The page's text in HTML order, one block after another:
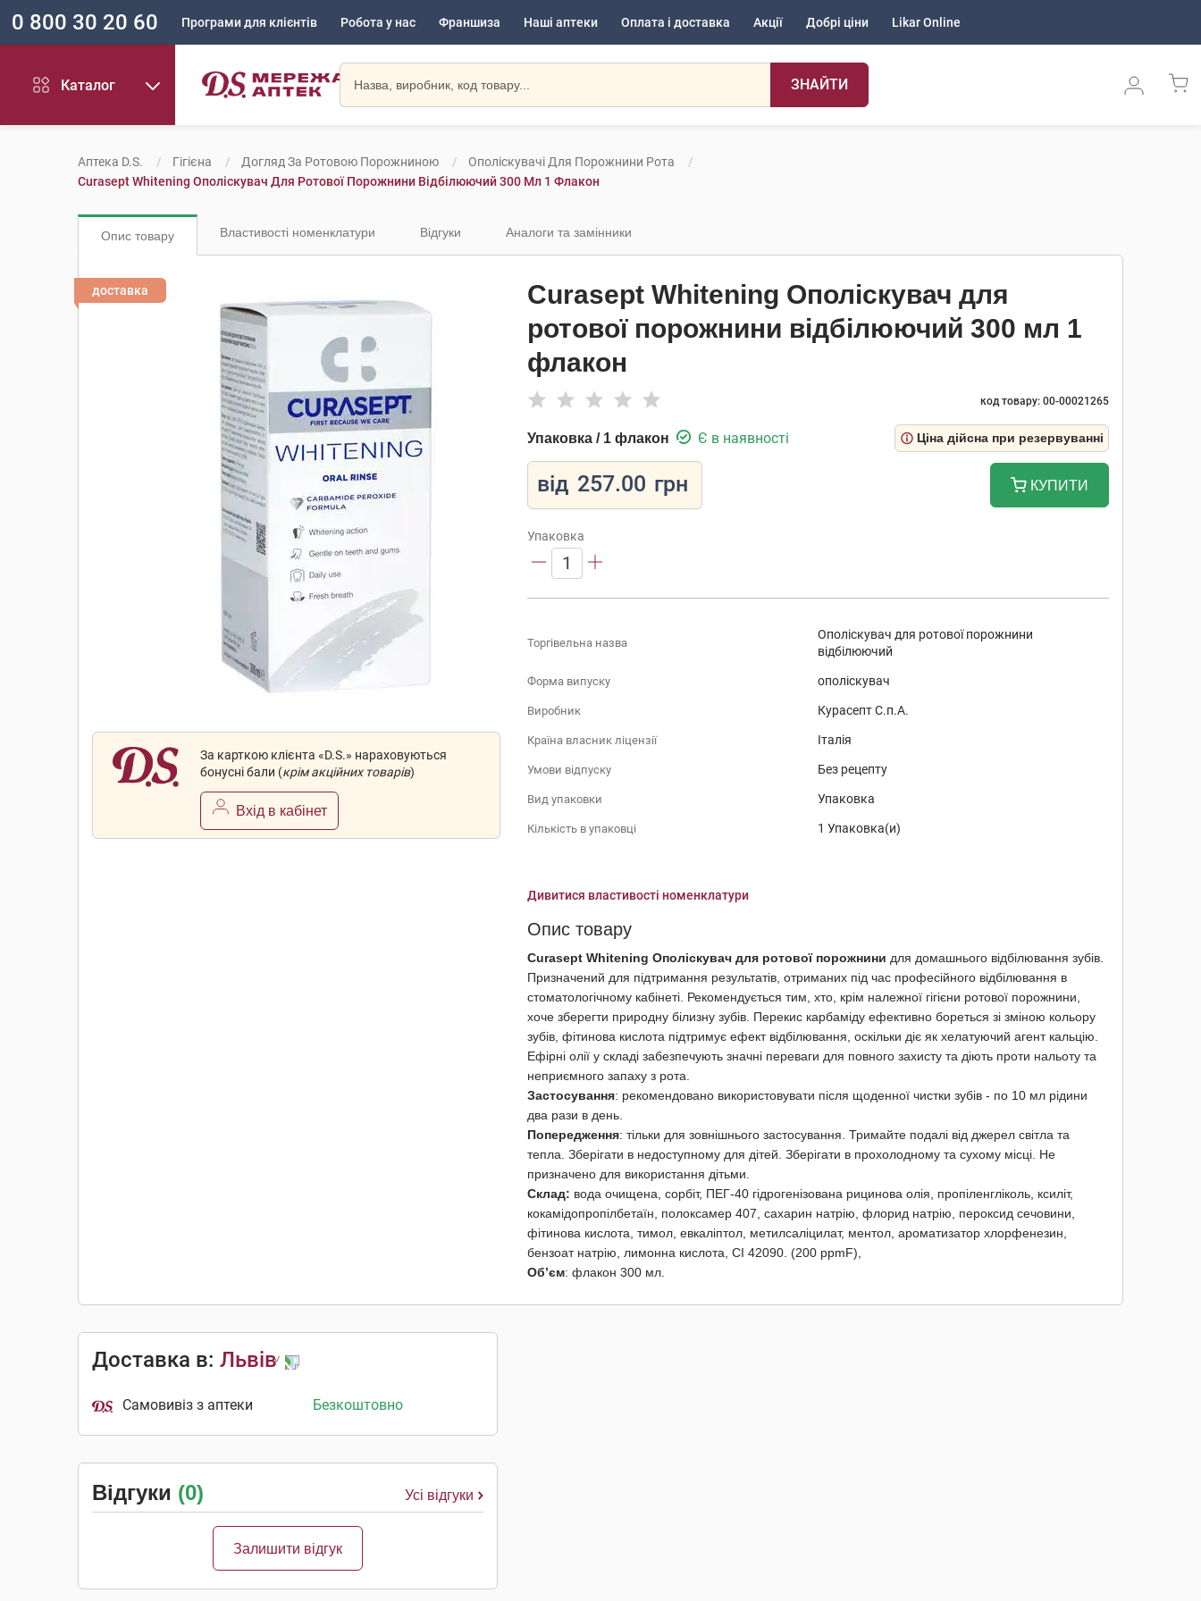
0 800 30 20 60 Програми для клієнтів Робота у нас Франшиза Наші аптеки Оплата і доставка Акції Добрі ціни Likar Online
Каталог ЗНАЙТИ
Аптека D.S. Гігієна Догляд За Ротовою Порожниною
Ополіскувачі Для Порожнини Рота
Curasept Whitening Ополіскувач Для Ротової Порожнини Відбілюючий 300 Мл 1 Флакон
Опис товару Властивості номенклатури Відгуки Аналоги та замінники
доставка
За карткою клієнта «D.S.» нараховуються
бонусні бали (крім акційних товарів)
Вхід в кабінет
Curasept Whitening Ополіскувач для
ротової порожнини відбілюючий 300 мл 1
флакон
код товару: 00-00021265
Упаковка / 1 флакон Є в наявності Ціна дійсна при резервуванні
від 257.00 грн КУПИТИ
Упаковка
1
Торгівельна назва
Ополіскувач для ротової порожнини
відбілюючий
Форма випуску ополіскувач
Виробник Курасепт С.п.А.
Країна власник ліцензії Італія
Умови відпуску Без рецепту
Вид упаковки Упаковка
Кількість в упаковці 1 Упаковка(и)
Дивитися властивості номенклатури
Опис товару
Curasept Whitening Ополіскувач для ротової порожнини для домашнього відбілювання зубів.
Призначений для підтримання результатів, отриманих під час професійного відбілювання в
стоматологічному кабінеті. Рекомендується тим, хто, крім належної гігієни ротової порожнини,
хоче зберегти природну білизну зубів. Перекис карбаміду ефективно бореться зі зміною кольору
зубів, фітинова кислота підтримує ефект відбілювання, оскільки діє як хелатуючий агент кальцію.
Ефірні олії у складі забезпечують значні переваги для повного захисту та діють проти нальоту та
неприємного запаху з рота.
Застосування: рекомендовано використовувати після щоденної чистки зубів - по 10 мл рідини
два рази в день.
Попередження: тільки для зовнішнього застосування. Тримайте подалі від джерел світла та
тепла. Зберігати в недоступному для дітей. Зберігати в прохолодному та сухому місці. Не
призначено для використання дітьми.
Склад: вода очищена, сорбіт, ПЕГ-40 гідрогенізована рицинова олія, пропіленгліколь, ксиліт,
кокамідопропілбетаїн, полоксамер 407, сахарин натрію, флорид натрію, пероксид сечовини,
фітинова кислота, тимол, евкаліптол, метилсаліцилат, ментол, ароматизатор хлорфенезин,
бензоат натрію, лимонна кислота, CI 42090. (200 ppmF),
Об’єм: флакон 300 мл.
Доставка в: Львів
Самовивіз з аптеки Безкоштовно
Відгуки (0) Усі відгуки
Залишити відгук